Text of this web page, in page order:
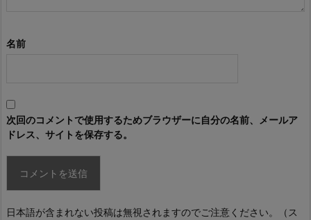
名前
次回のコメントで使用するためブラウザーに自分の名前、メールア
ドレス、サイトを保存する。
日本語が含まれない投稿は無視されますのでご注意ください。（ス